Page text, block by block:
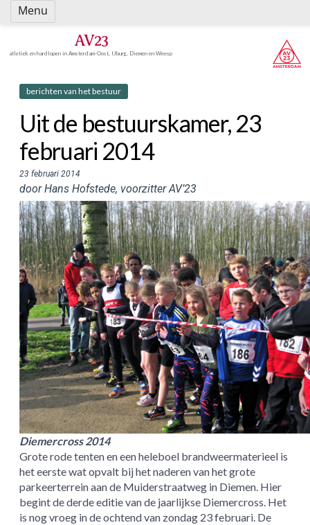
Spring
naar
AV23
atletiek en hardlopen in Amsterdam-Oost, IJburg, Diemen en Weesp
berichten van het bestuur
Uit de bestuurskamer, 23
februari 2014
23 februari 2014
door Hans Hofstede, voorzitter AV’23
Diemercross 2014
Grote rode tenten en een heleboel brandweermaterieel is
het eerste wat opvalt bij het naderen van het grote
parkeerterrein aan de Muiderstraatweg in Diemen. Hier
begint de derde editie van de jaarlijkse Diemercross. Het
is nog vroeg in de ochtend van zondag 23 februari. De
Menu